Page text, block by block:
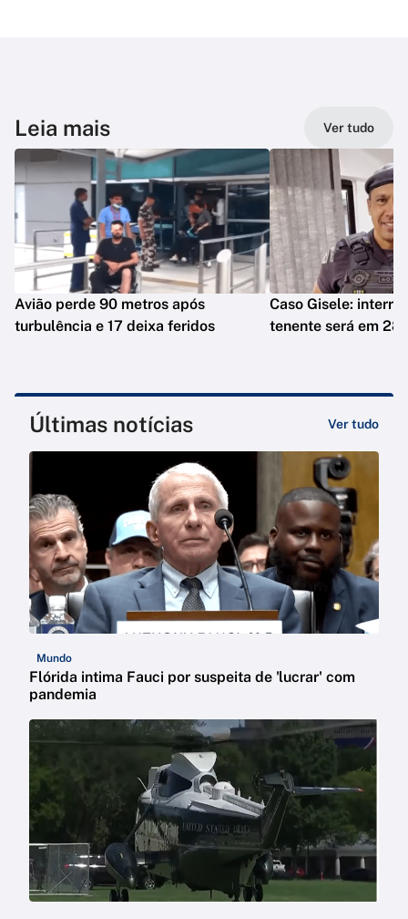
Leia mais Ver tudo
Avião perde 90 metros após
turbulência e 17 deixa feridos
Caso Gisele:
tenente será em 28
Últimas notícias Ver tudo
Mundo
Flórida intima Fauci por suspeita de 'lucrar' com
pandemia